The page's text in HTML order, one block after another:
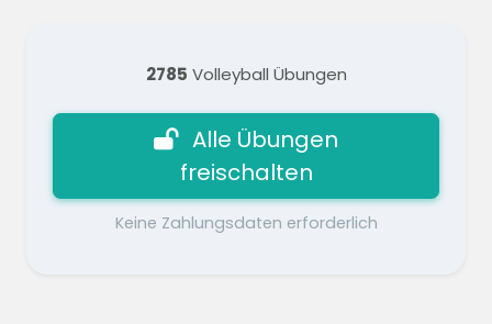
2785 Volleyball Übungen
Alle Übungen
freischalten
Keine Zahlungsdaten erforderlich